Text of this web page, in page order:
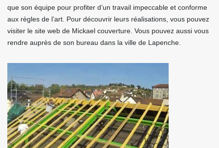
que son équipe pour profiter d’un travail impeccable et conforme
aux règles de l’art. Pour découvrir leurs réalisations, vous pouvez
visiter le site web de Mickael couverture. Vous pouvez aussi vous
rendre auprès de son bureau dans la ville de Lapenche.